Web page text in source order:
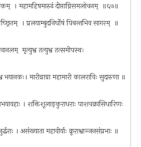
। महामहिषमारुढं दीप्ताग्निसमलोचनम् ‍ ॥६७॥
। प्रलयाम्बुदनिर्घोषं पिबन्तभिव सागरम् ‌ ॥
मृत्युश्व तत्युश्व तत्समीपस्थः
मारीव्राग्रा महामारी कालराविः सुदारुणा ॥
। शक्तिशूलाङ्‍कुराधराः पाशचक्रासिधारिणः
। असंख्याता महावीर्याः क्रूराश्वाञ्जनसंप्रभाः ॥